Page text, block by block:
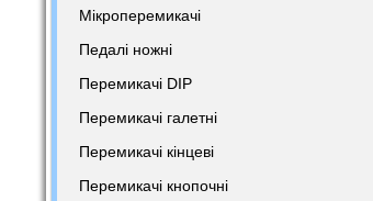
Мікроперемикачі
Педалі ножні
Перемикачі DIP
Перемикачі галетні
Перемикачі кінцеві
Перемикачі кнопочні